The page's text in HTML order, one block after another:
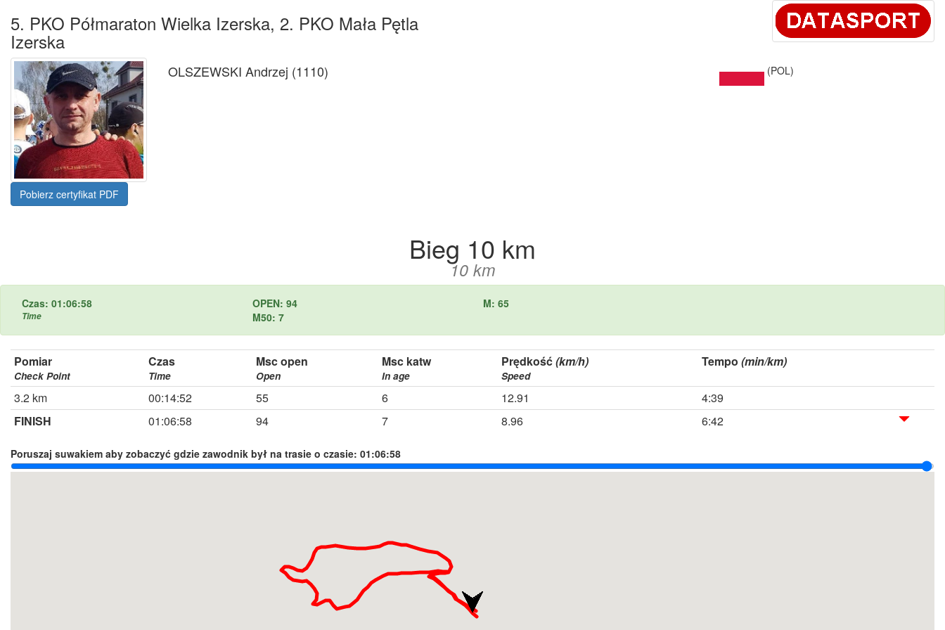
5. PKO Półmaraton Wielka Izerska, 2. PKO Mała Pętla
Izerska
OLSZEWSKI Andrzej (1110) (POL)
Pobierz certyfikat PDF
Bieg 10 km
10 km
Czas: 01:06:58
Time
OPEN: 94
M: 65
M50: 7
Pomiar
Check Point
Czas
Time
Msc open
Open
Msc katw
In age
Prędkość(km/h)
Speed
Tempo (min/km)
3.2 km 00:14:52 55 6 12.91
4:39
FINISH
01:06:58 94 7 8.96 6:42
Poruszaj suwakiem aby zobaczyć gdzie zawodnik był na trasie o czasie: 01:06:58